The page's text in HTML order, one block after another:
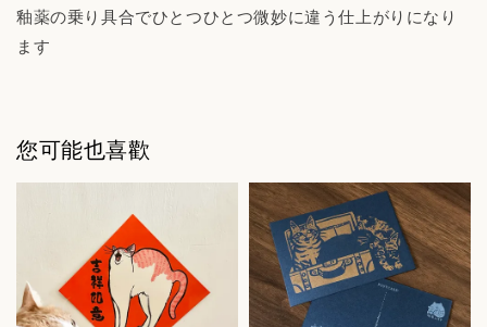
釉薬の乗り具合でひとつひとつ微妙に違う仕上がりになり
ます
您可能也喜歡